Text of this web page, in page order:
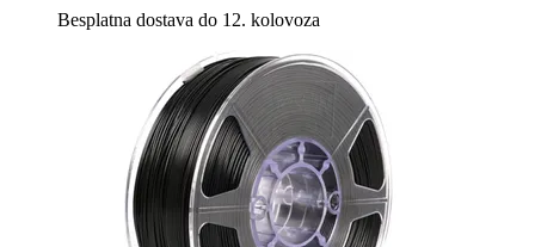
Besplatna dostava do 12. kolovoza